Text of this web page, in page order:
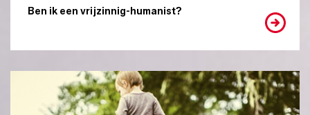
Ben ik een vrijzinnig-humanist?